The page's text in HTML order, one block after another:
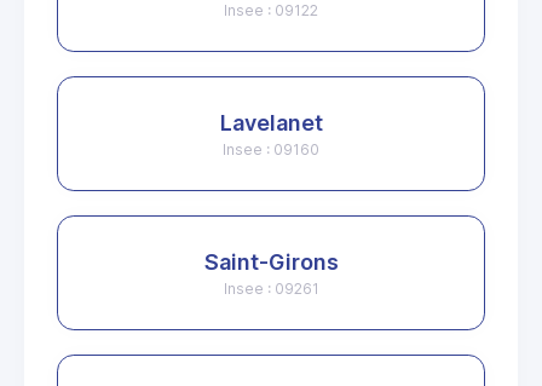
Insee : 09122
Lavelanet
Insee : 09160
Saint-Girons
Insee : 09261